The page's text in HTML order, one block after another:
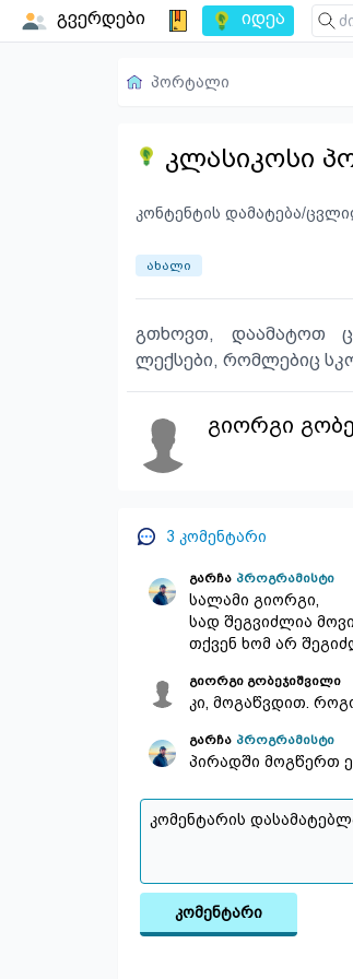
გვერდები იდეა
პორტალი
კლასიკოსი
კონტენტის დამატება/
ახალი
გთხოვთ, დაამატოთ
ლექსები, რომლებიც
გიორგი
3 კომენტარი
გარჩა პროგრამისტი
სალამი გიორგი,
სად შეგვიძლია
თქვენ ხომ არ
გიორგი გობეჯიშვილი
კი, მოგაწვდით.
გარჩა პროგრამისტი
პირადში მოგწერთ
კომენტარი